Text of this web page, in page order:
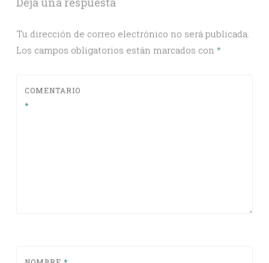
Tu dirección de correo electrónico no será publicada.
Los campos obligatorios están marcados con *
COMENTARIO
*